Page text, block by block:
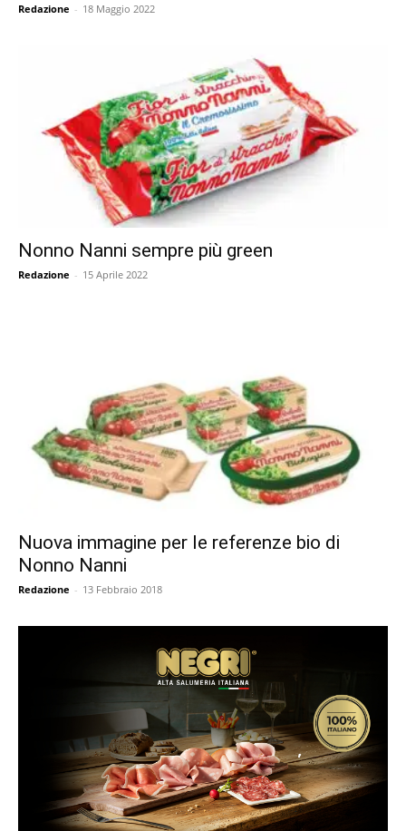
Redazione - 18 Maggio 2022
Nonno Nanni sempre più green
Redazione - 15 Aprile 2022
Nuova immagine per le referenze bio di
Nonno Nanni
Redazione - 13 Febbraio 2018